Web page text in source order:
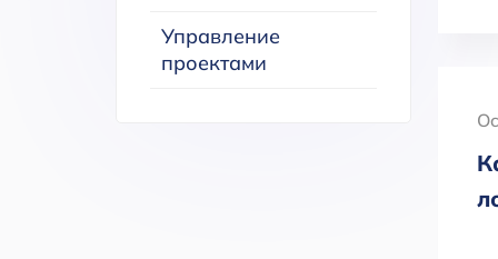
Управление
проектами